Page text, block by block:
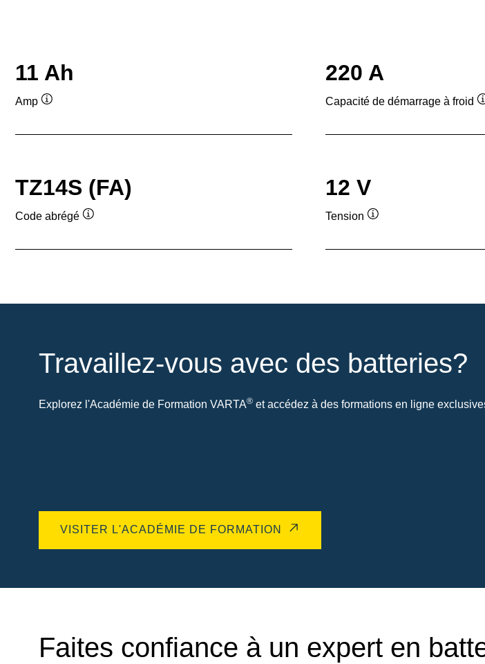
11 Ah
Amp
220 A
Capacité de démarrage à froid
TZ14S (FA)
Code abrégé
12 V
Tension
Travaillez-vous avec des batteries?
Explorez l'Académie de Formation VARTA® et accédez à des formations en ligne
VISITER L'ACADÉMIE DE FORMATION
Faites confiance à un expert en